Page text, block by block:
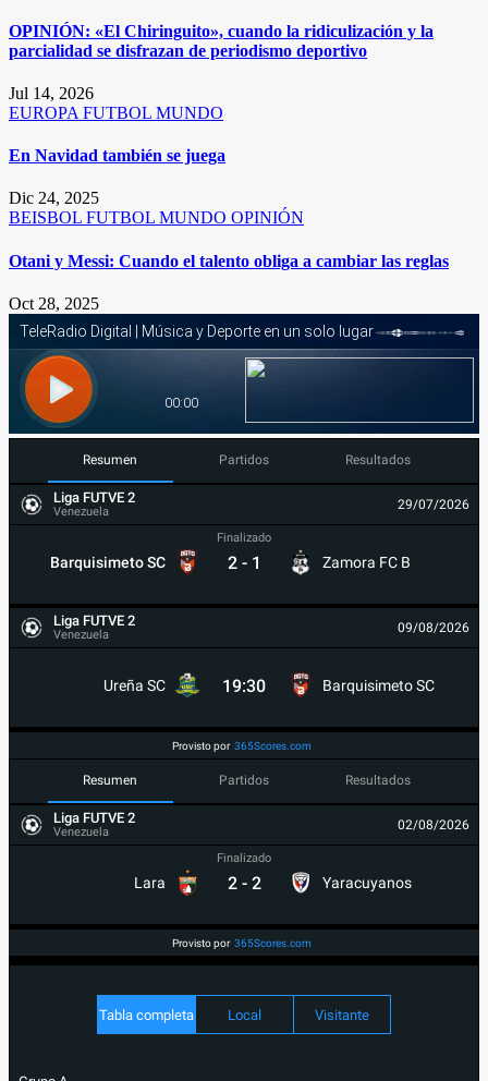
OPINIÓN: «El Chiringuito», cuando la ridiculización y la
parcialidad se disfrazan de periodismo deportivo
Jul 14, 2026
EUROPA FUTBOL MUNDO
En Navidad también se juega
Dic 24, 2025
BEISBOL FUTBOL MUNDO OPINIÓN
Otani y Messi: Cuando el talento obliga a cambiar las reglas
Oct 28, 2025
Resumen Partidos Resultados
Liga FUTVE 2
Venezuela 29/07/2026
Barquisimeto SC
Finalizado
2 - 1 Zamora FC B
Liga FUTVE 2
Venezuela 09/08/2026
Ureña SC 19:30 Barquisimeto SC
Provisto por 365Scores.com
Resumen Partidos Resultados
Liga FUTVE 2
Venezuela 02/08/2026
Lara
Finalizado
2 - 2 Yaracuyanos
Provisto por 365Scores.com
Tabla completa Local Visitante